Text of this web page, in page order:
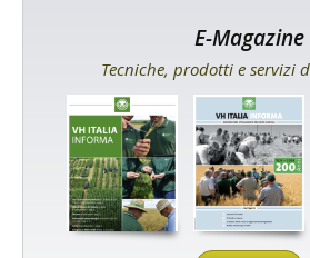
E-Magazine
Tecniche, prodotti e servizi